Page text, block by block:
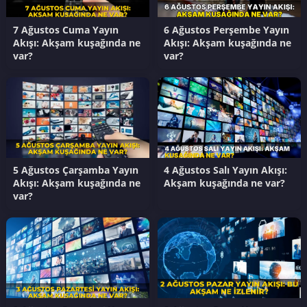
7 Ağustos Cuma Yayın
Akışı: Akşam kuşağında ne
var?
6 Ağustos Perşembe Yayın
Akışı: Akşam kuşağında ne
var?
5 Ağustos Çarşamba Yayın
Akışı: Akşam kuşağında ne
var?
4 Ağustos Salı Yayın Akışı:
Akşam kuşağında ne var?